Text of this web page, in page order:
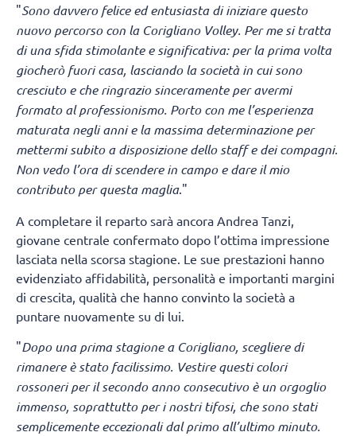
"Sono davvero felice ed entusiasta di iniziare questo
nuovo percorso con la Corigliano Volley. Per me si tratta
di una sfida stimolante e significativa: per la prima volta
giocherò fuori casa, lasciando la società in cui sono
cresciuto e che ringrazio sinceramente per avermi
formato al professionismo. Porto con me l’esperienza
maturata negli anni e la massima determinazione per
mettermi subito a disposizione dello staff e dei compagni.
Non vedo l’ora di scendere in campo e dare il mio
contributo per questa maglia."
A completare il reparto sarà ancora Andrea Tanzi,
giovane centrale confermato dopo l’ottima impressione
lasciata nella scorsa stagione. Le sue prestazioni hanno
evidenziato affidabilità, personalità e importanti margini
di crescita, qualità che hanno convinto la società a
puntare nuovamente su di lui.
"Dopo una prima stagione a Corigliano, scegliere di
rimanere è stato facilissimo. Vestire questi colori
rossoneri per il secondo anno consecutivo è un orgoglio
immenso, soprattutto per i nostri tifosi, che sono stati
semplicemente eccezionali dal primo all’ultimo minuto.